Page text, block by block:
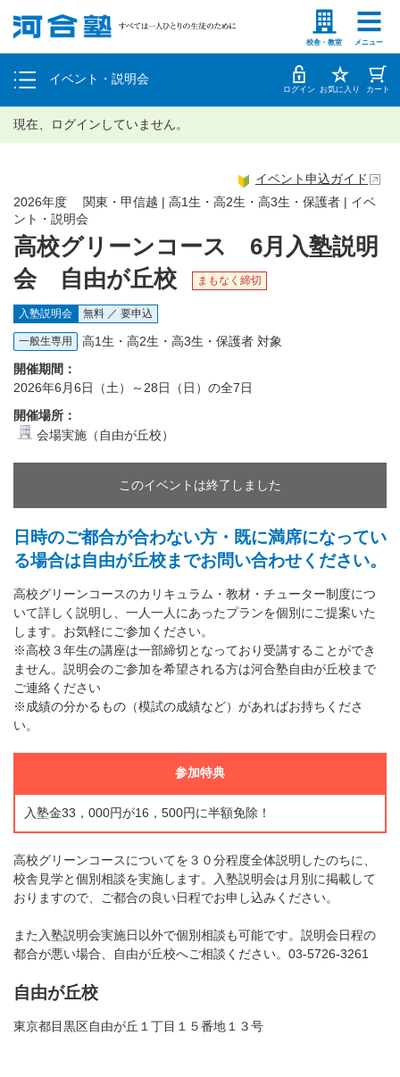
校舎・教室 メニュー
塾生の方 高等学校の先生
イベント・説明会
個別相談
体験授業 ログイン お気に入り カート
現在、ログインしていません。
高校グリーンコース 6月入塾説明
会 自由が丘校
まもなく締切
2026年度 関東・甲信越 | 高1生・高2生・高3生・保護者 | イベ
ント・説明会
イベント申込ガイド
入塾説明会 無料 ／ 要申込
一般生専用
高1生・高2生・高3生・保護者 対象
開催期間：
2026年6月6日（土）～28日（日）の全7日
開催場所：
会場実施（自由が丘校）
このイベントは終了しました
日時のご都合が合わない方・既に満席になってい
る場合は自由が丘校までお問い合わせください。
高校グリーンコースのカリキュラム・教材・チューター制度につ
いて詳しく説明し、一人一人にあったプランを個別にご提案いた
します。お気軽にご参加ください。
※高校３年生の講座は一部締切となっており受講することができ
ません。説明会のご参加を希望される方は河合塾自由が丘校まで
ご連絡ください
※成績の分かるもの（模試の成績など）があればお持ちくださ
い。
参加特典
入塾金33，000円が16，500円に半額免除！
高校グリーンコースについてを３０分程度全体説明したのちに、
校舎見学と個別相談を実施します。入塾説明会は月別に掲載して
おりますので、ご都合の良い日程でお申し込みください。
また入塾説明会実施日以外で個別相談も可能です。説明会日程の
都合が悪い場合、自由が丘校へご相談ください。03-5726-3261
自由が丘校
東京都目黒区自由が丘１丁目１５番地１３号